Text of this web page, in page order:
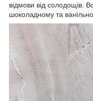
відмови від солодощів.
шоколадному та